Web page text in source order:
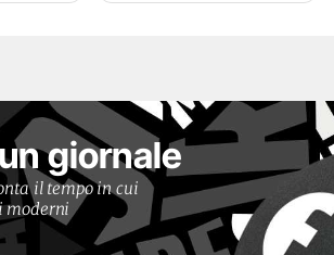
giornale
il tempo in cui
moderni